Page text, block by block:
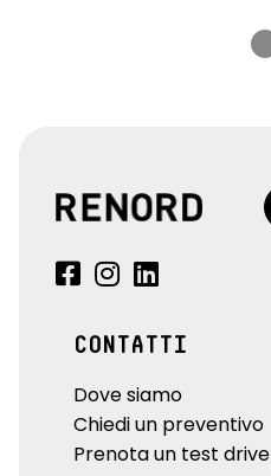
CONTATTI
Dove siamo
Chiedi un preventivo
Prenota un test drive